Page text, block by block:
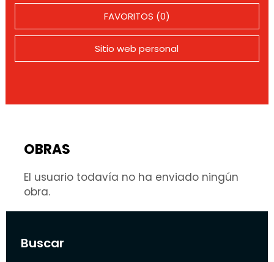
Buscar
FAVORITOS (0)
Sitio web personal
OBRAS
El usuario todavía no ha enviado ningún
obra.